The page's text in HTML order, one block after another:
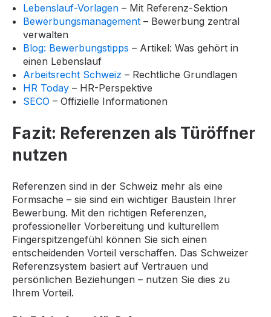
Lebenslauf-Vorlagen– Mit Referenz-Sektion
Bewerbungsmanagement– Bewerbung zentral
verwalten
Blog: Bewerbungstipps – Artikel: Was gehört in
einen Lebenslauf
Arbeitsrecht Schweiz – Rechtliche Grundlagen
HR Today– HR-Perspektive
SECO – Offizielle Informationen
Fazit: Referenzen als Türöffner
nutzen
Referenzen sind in der Schweiz mehr als eine
Formsache – sie sind ein wichtiger Baustein Ihrer
Bewerbung. Mit den richtigen Referenzen,
professioneller Vorbereitung und kulturellem
Fingerspitzengefühl können Sie sich einen
entscheidenden Vorteil verschaffen. Das Schweizer
Referenzsystem basiert auf Vertrauen und
persönlichen Beziehungen – nutzen Sie dies zu
Ihrem Vorteil.